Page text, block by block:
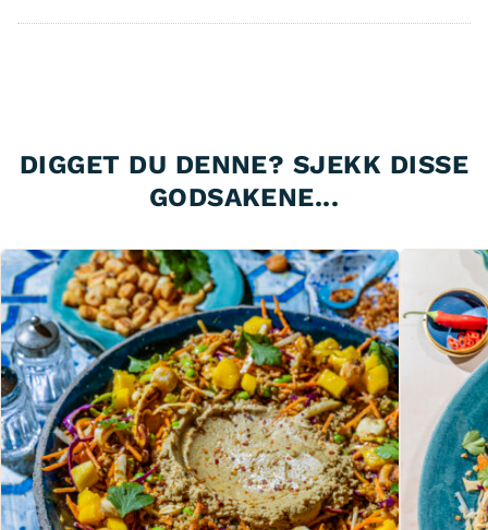
DIGGET DU DENNE? SJEKK DISSE
GODSAKENE...